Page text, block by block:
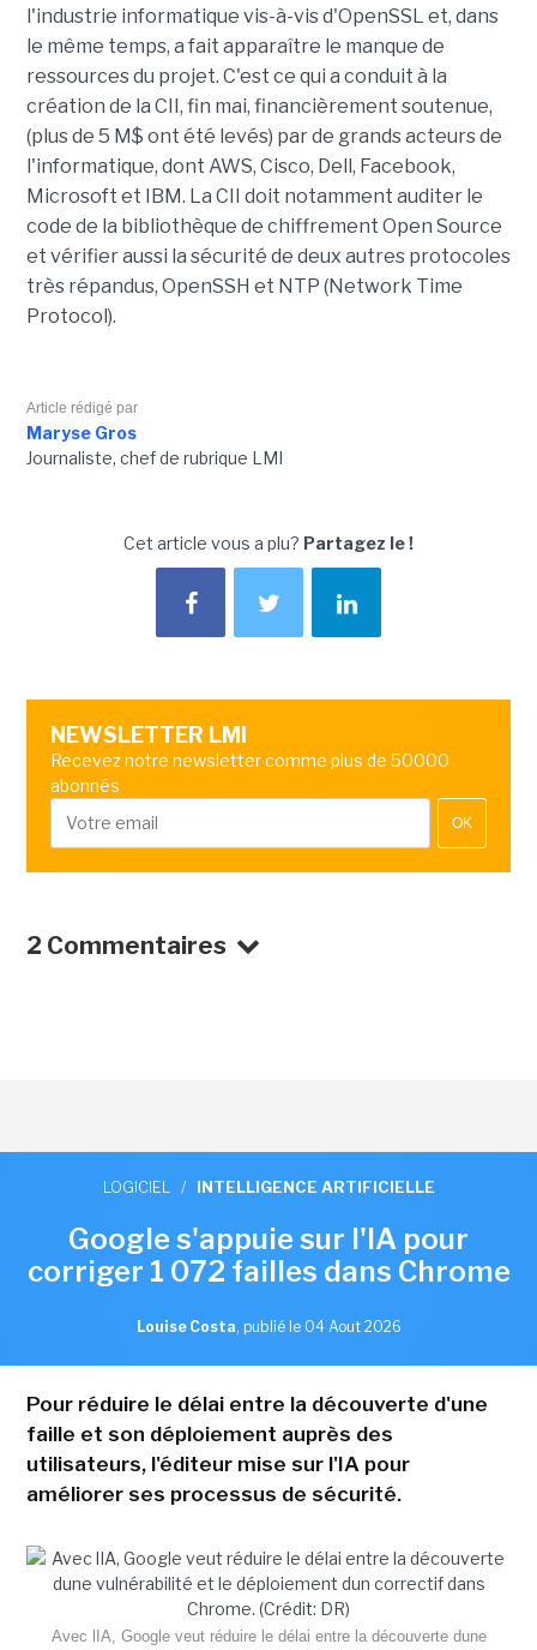
l'industrie informatique vis-à-vis d'OpenSSL et, dans
le même temps, a fait apparaître le manque de
ressources du projet. C'est ce qui a conduit à la
création de la CII, fin mai, financièrement soutenue,
(plus de 5 M$ ont été levés) par de grands acteurs de
l'informatique, dont AWS, Cisco, Dell, Facebook,
Microsoft et IBM. La CII doit notamment auditer le
code de la bibliothèque de chiffrement Open Source
et vérifier aussi la sécurité de deux autres protocoles
très répandus, OpenSSH et NTP (Network Time
Protocol).
Article rédigé par
Maryse Gros
Journaliste, chef de rubrique LMI
Cet article vous a plu? Partagez le !
NEWSLETTER LMI
Recevez notre newsletter comme plus de 50000
abonnés
OK
2 Commentaires
LOGICIEL / INTELLIGENCE ARTIFICIELLE
Google s'appuie sur l'IA pour
corriger 1 072 failles dans Chrome
Louise Costa, publié le 04 Aout 2026
Pour réduire le délai entre la découverte d'une
faille et son déploiement auprès des
utilisateurs, l'éditeur mise sur l'IA pour
améliorer ses processus de sécurité.
Avec lIA, Google veut réduire le délai entre la découverte dune